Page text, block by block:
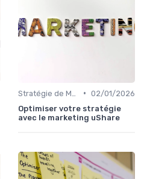
• 02/01/2026
Optimiser votre stratégie
avec le marketing uShare